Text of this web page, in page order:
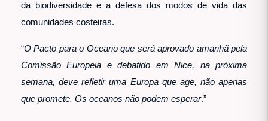
da biodiversidade e a defesa dos modos de vida das
comunidades costeiras.
“O Pacto para o Oceano que será aprovado amanhã pela
Comissão Europeia e debatido em Nice, na próxima
semana, deve refletir uma Europa que age, não apenas
que promete. Os oceanos não podem esperar.”